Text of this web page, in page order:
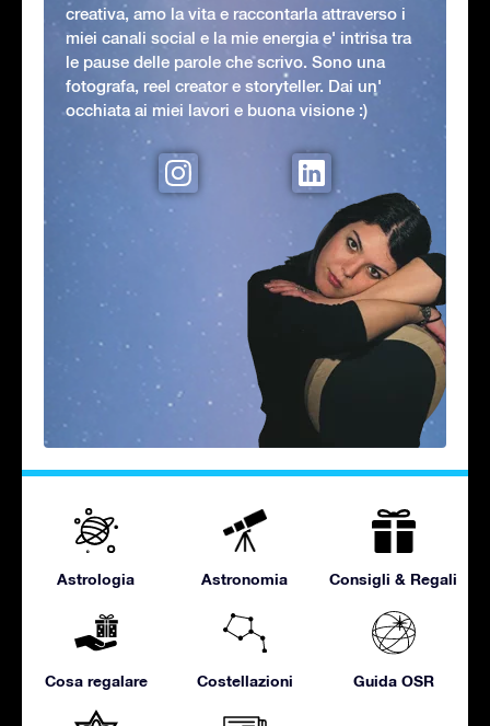
creativa, amo la vita e raccontarla attraverso i
miei canali social e la mie energia e' intrisa tra
le pause delle parole che scrivo. Sono una
fotografa, reel creator e storyteller. Dai un'
occhiata ai miei lavori e buona visione :)
Astrologia Astronomia Consigli & Regali
Cosa regalare Costellazioni Guida OSR